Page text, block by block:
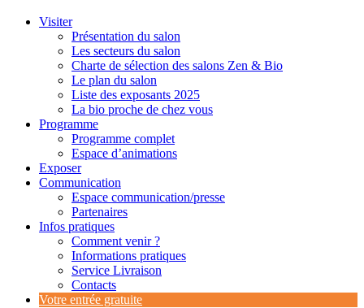
Visiter
Présentation du salon
Les secteurs du salon
Charte de sélection des salons Zen & Bio
Le plan du salon
Liste des exposants 2025
La bio proche de chez vous
Programme
Programme complet
Espace d’animations
Exposer
Communication
Espace communication/presse
Partenaires
Infos pratiques
Comment venir ?
Informations pratiques
Service Livraison
Contacts
Votre entrée gratuite